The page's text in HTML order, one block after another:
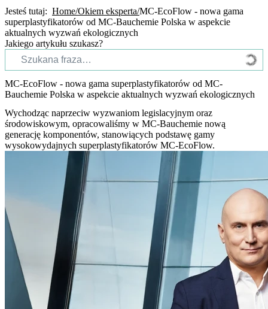
Jesteś tutaj: Home Okiem eksperta MC-EcoFlow - nowa gama
superplastyfikatorów od MC-Bauchemie Polska w aspekcie
aktualnych wyzwań ekologicznych
Jakiego artykułu szukasz?
MC-EcoFlow - nowa gama superplastyfikatorów od MC-
Bauchemie Polska w aspekcie aktualnych wyzwań ekologicznych
Wychodząc naprzeciw wyzwaniom legislacyjnym oraz
środowiskowym, opracowaliśmy w MC-Bauchemie nową
generację komponentów, stanowiących podstawę gamy
wysokowydajnych superplastyfikatorów MC-EcoFlow.